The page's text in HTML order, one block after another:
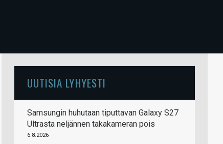
UUTISIA LYHYESTI
Samsungin huhutaan tiputtavan Galaxy S27
Ultrasta neljännen takakameran pois
6.8.2026